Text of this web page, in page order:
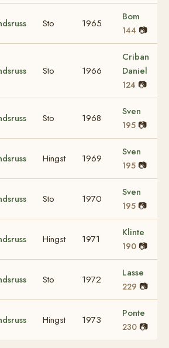
Sto 1965
Bom
144 📷
Sto 1966
Criban
Daniel
124 📷
Sto 1968
Sven
195 📷
Hingst 1969
Sven
195 📷
Sto 1970
Sven
195 📷
Hingst 1971
Klinte
190 📷
Sto 1972
Lasse
229 📷
Hingst 1973
Ponte
230 📷